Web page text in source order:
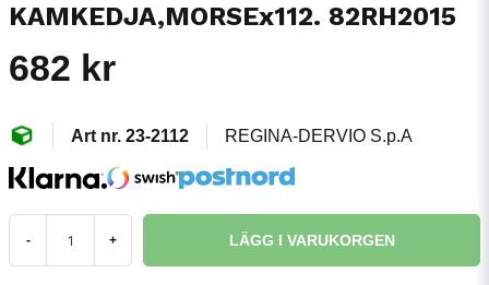
KAMKEDJA,MORSEx112. 82RH2015
682 kr
23-2112 REGINA-DERVIO S.p.A
- + LÄGG I VARUKORGEN